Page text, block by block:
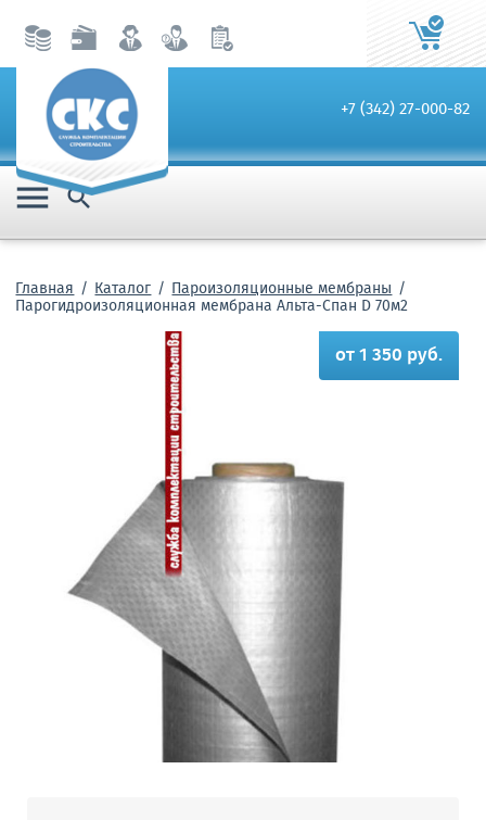
+7 (342) 27-000-82
 
Главная Каталог Пароизоляционные мембраны
Парогидроизоляционная мембрана Альта-Спан D 70м2
от 1 350 руб.